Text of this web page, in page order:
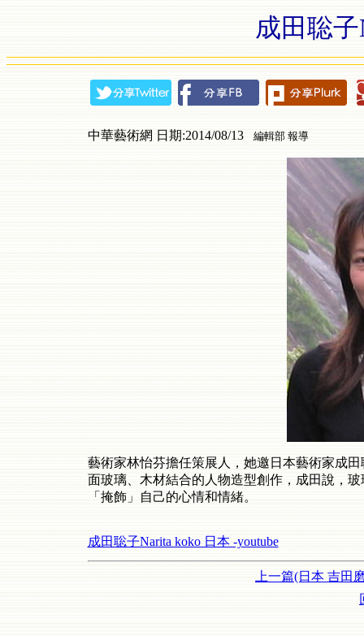
成田聡
中華藝術網 日期:2014/08/13 編輯部 報導
藝術家林怡芬擔任策展人，她邀日本藝術家成田
面玻璃、木材結合的人物造型創作，成田說，
「掩飾」自己的心情和情緒。
成田聡子Narita koko 日本 -youtube
上一篇(日本 吉田